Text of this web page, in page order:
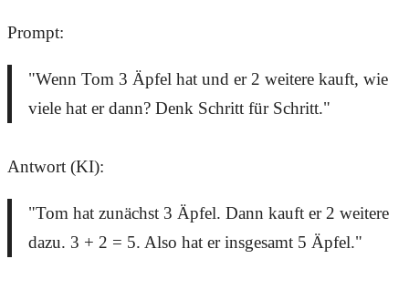
Prompt:
"Wenn Tom 3 Äpfel hat und er 2 weitere kauft, wie
viele hat er dann? Denk Schritt für Schritt."
Antwort (KI):
"Tom hat zunächst 3 Äpfel. Dann kauft er 2 weitere
dazu. 3 + 2 = 5. Also hat er insgesamt 5 Äpfel."